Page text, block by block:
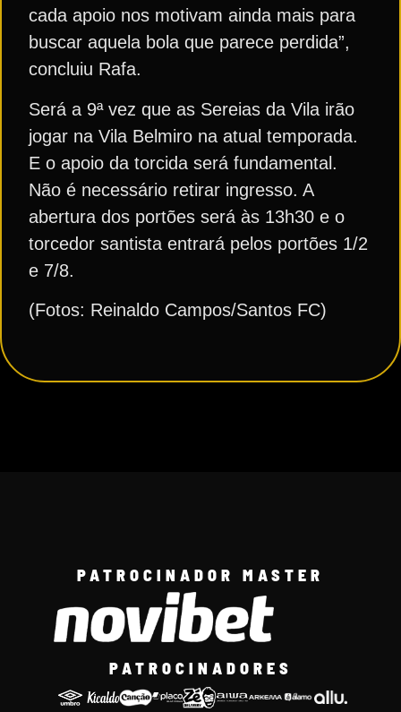
cada apoio nos motivam ainda mais para
buscar aquela bola que parece perdida”,
concluiu Rafa.
Será a 9ª vez que as Sereias da Vila irão
jogar na Vila Belmiro na atual temporada.
E o apoio da torcida será fundamental.
Não é necessário retirar ingresso. A
abertura dos portões será às 13h30 e o
torcedor santista entrará pelos portões 1/2
e 7/8.
(Fotos: Reinaldo Campos/Santos FC)
PATROCINADOR MASTER
PATROCINADORES